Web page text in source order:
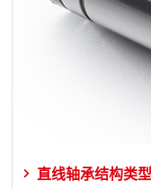
直线轴承结构类